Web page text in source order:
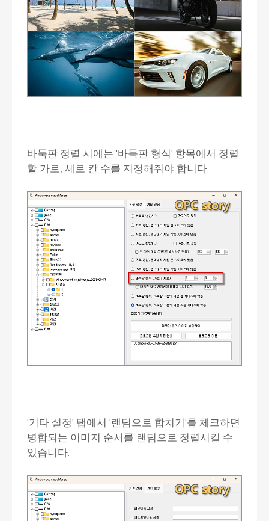
바둑판 정렬 시에는 '바둑판 형식' 항목에서 정렬
할 가로, 세로 칸 수를 지정해줘야 합니다.
'기타 설정' 탭에서 '랜덤으로 합치기'를 체크하면
병합되는 이미지 순서를 랜덤으로 정렬시킬 수
있습니다.